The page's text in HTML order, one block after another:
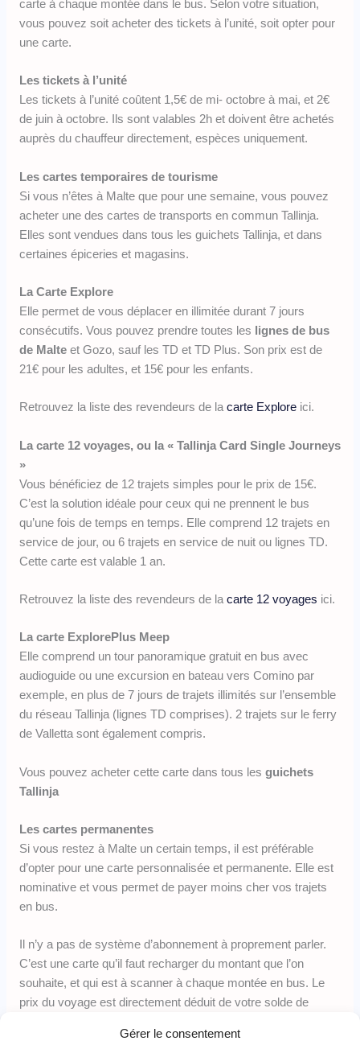
Gérer le consentement
carte à chaque montée dans le bus. Selon votre situation,
vous pouvez soit acheter des tickets à l’unité, soit opter pour
une carte.
Les tickets à l’unité
Les tickets à l’unité coûtent 1,5€ de mi- octobre à mai, et 2€
de juin à octobre. Ils sont valables 2h et doivent être achetés
auprès du chauffeur directement, espèces uniquement.
Les cartes temporaires de tourisme
Si vous n’êtes à Malte que pour une semaine, vous pouvez
acheter une des cartes de transports en commun Tallinja.
Elles sont vendues dans tous les guichets Tallinja, et dans
certaines épiceries et magasins.
La Carte Explore
Elle permet de vous déplacer en illimitée durant 7 jours
consécutifs. Vous pouvez prendre toutes les
lignes de bus
de Malteet Gozo, sauf les TD et TD Plus. Son prix est de
21€ pour les adultes, et 15€ pour les enfants.
Retrouvez la liste des revendeurs de lacarte Exploreici.
La carte 12 voyages, ou la « Tallinja Card Single Journeys
»
Vous bénéficiez de 12 trajets simples pour le prix de 15€.
C’est la solution idéale pour ceux qui ne prennent le bus
qu’une fois de temps en temps. Elle comprend 12 trajets en
service de jour, ou 6 trajets en service de nuit ou lignes TD.
Cette carte est valable 1 an.
Retrouvez la liste des revendeurs de la carte 12 voyages ici.
La carte ExplorePlus Meep
Elle comprend un tour panoramique gratuit en bus avec
audioguide ou une excursion en bateau vers Comino par
exemple, en plus de 7 jours de trajets illimités sur l’ensemble
du réseau Tallinja (lignes TD comprises). 2 trajets sur le ferry
de Valletta sont également compris.
Vous pouvez acheter cette carte dans tous les guichets
Tallinja
Les cartes permanentes
Si vous restez à Malte un certain temps, il est préférable
d’opter pour une carte personnalisée et permanente. Elle est
nominative et vous permet de payer moins cher vos trajets
en bus.
Il n’y a pas de système d’abonnement à proprement parler.
C’est une carte qu’il faut recharger du montant que l’on
souhaite, et qui est à scanner à chaque montée en bus. Le
prix du voyage est directement déduit de votre solde de